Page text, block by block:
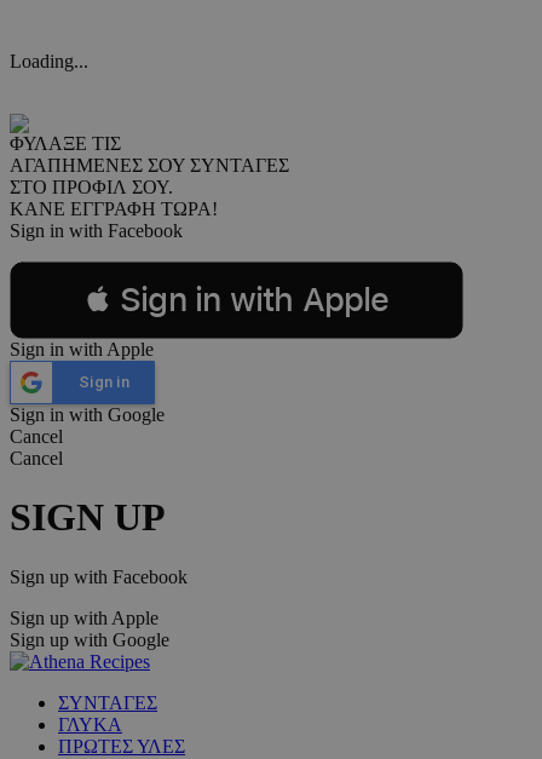
Loading...
ΦΥΛΑΞΕ ΤΙΣ
ΑΓΑΠΗΜΕΝΕΣ ΣΟΥ ΣΥΝΤΑΓΕΣ
ΣΤΟ ΠΡΟΦΙΛ ΣΟΥ.
ΚΑΝΕ ΕΓΓΡΑΦΗ ΤΩΡΑ!
Sign in with Facebook
 Sign in with Apple
Sign in with Apple
Sign in
Sign in with Google
Cancel
Cancel
SIGN UP
Sign up with Facebook
Sign up with Apple
Sign up with Google
ΣΥΝΤΑΓΕΣ
ΓΛΥΚΑ
ΠΡΩΤΕΣ ΥΛΕΣ